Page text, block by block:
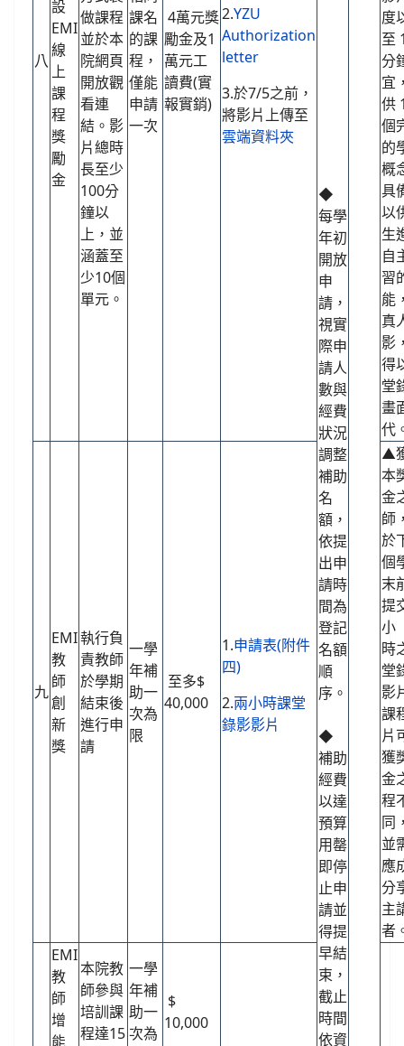
◆
每學
年初
開放
申
請，
視實
際申
請人
數與
經費
狀況
調整
補助
名
額，
依提
出申
請時
間為
登記
名額
順
序。
◆
補助
經費
以達
預算
用罄
即停
止申
請並
得提
早結
束，
截止
時間
依資
八
設
EMI
線
上
課
程
獎
勵
金
做課程
並於本
院網頁
開放觀
看連
結。影
片總時
長至少
100分
鐘以
上，並
涵蓋至
少10個
單元。
課名
的課
程，
僅能
申請
一次
4萬元獎
勵金及1
萬元工
讀費(實
報實銷)
2.YZU
Authorization
letter
3.於7/5之前，
將影片上傳至
雲端資料夾
度
至
分
宜
供
個
的
概
具
以
生
自
習
能
真
影
得
堂
畫
代
九
EMI
教
師
創
新
獎
執行負
責教師
於學期
結束後
進行申
請
一學
年補
助一
次為
限
至多$
40,000
1.申請表(附件
四)
2.兩小時課堂
錄影影片
▲
本
金
師
於
個
末
提
小
時
堂
影
課
片
獲
金
程
同
並
應
分
主
者
EMI
教
師
增
能
本院教
師參與
培訓課
程達15
一學
年補
助一
次為
$
10,000